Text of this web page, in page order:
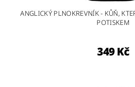
ANGLICKÝ PLNOKREVNÍK - KŮŇ,
POTISKEM
349 Kč